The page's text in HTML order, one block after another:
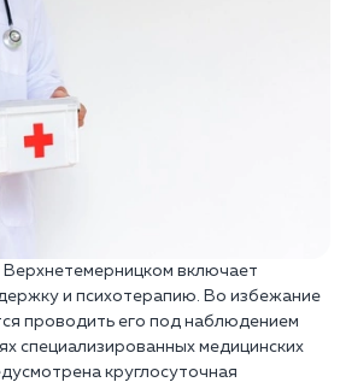
включает
и психотерапию. Во избежание
проводить его под наблюдением
специализированных медицинских
круглосуточная